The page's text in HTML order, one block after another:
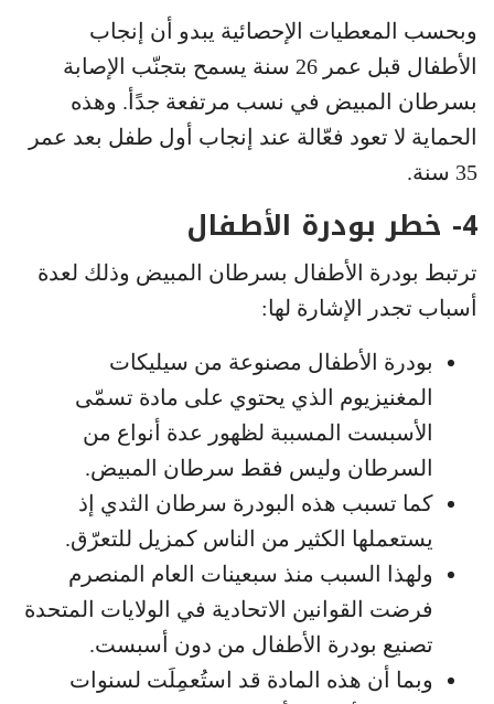
وبحسب المعطيات الإحصائية يبدو أن إنجاب
الأطفال قبل عمر 26 سنة يسمح بتجنّب الإصابة
بسرطان المبيض في نسب مرتفعة جدًأ. وهذه
الحماية لا تعود فعّالة عند إنجاب أول طفل بعد عمر
35 سنة.
4- خطر بودرة الأطفال
ترتبط بودرة الأطفال بسرطان المبيض وذلك لعدة
أسباب تجدر الإشارة لها:
بودرة الأطفال مصنوعة من سيليكات
المغنيزيوم الذي يحتوي على مادة تسمّى
الأسبست المسببة لظهور عدة أنواع من
السرطان وليس فقط سرطان المبيض.
كما تسبب هذه البودرة سرطان الثدي إذ
يستعملها الكثير من الناس كمزيل للتعرّق.
ولهذا السبب منذ سبعينات العام المنصرم
فرضت القوانين الاتحادية في الولايات المتحدة
تصنيع بودرة الأطفال من دون أسبست.
وبما أن هذه المادة قد استُعمِلَت لسنوات